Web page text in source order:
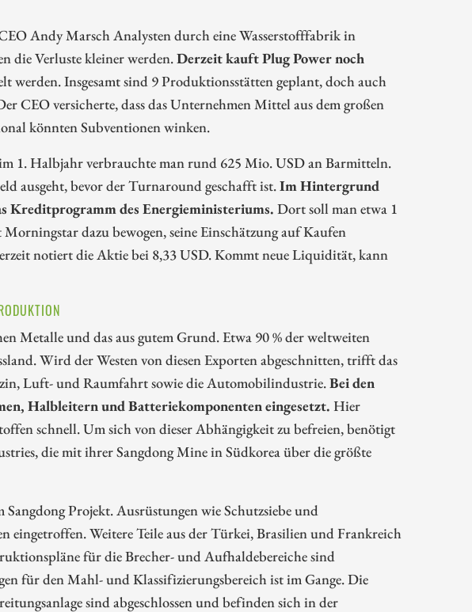
Andy Marsch Analysten durch eine Wasserstofffabrik in
die Verluste kleiner werden.Derzeit kauft Plug Power noch
werden. Insgesamt sind 9 Produktionsstätten geplant, doch auch
CEO versicherte, dass das Unternehmen Mittel aus dem großen
könnten Subventionen winken.
1. Halbjahr verbrauchte man rund 625 Mio. USD an Barmitteln.
ausgeht, bevor der Turnaround geschafft ist.Im Hintergrund
Kreditprogramm des Energieministeriums. Dort soll man etwa 1
dazu bewogen, seine Einschätzung auf Kaufen
notiert die Aktie bei 8,33 USD. Kommt neue Liquidität, kann
Metalle und das aus gutem Grund. Etwa 90 % der weltweiten
Wird der Westen von diesen Exporten abgeschnitten, trifft das
Luft- und Raumfahrt sowie die Automobilindustrie.Bei den
Halbleitern und Batteriekomponenten eingesetzt. Hier
schnell. Um sich von dieser Abhängigkeit zu befreien, benötigt
die mit ihrer Sangdong Mine in Südkorea über die größte
Projekt. Ausrüstungen wie Schutzsiebe und
eingetroffen. Weitere Teile aus der Türkei, Brasilien und Frankreich
für die Brecher- und Aufhaldebereiche sind
für den Mahl- und Klassifizierungsbereich ist im Gange. Die
sind abgeschlossen und befinden sich in der